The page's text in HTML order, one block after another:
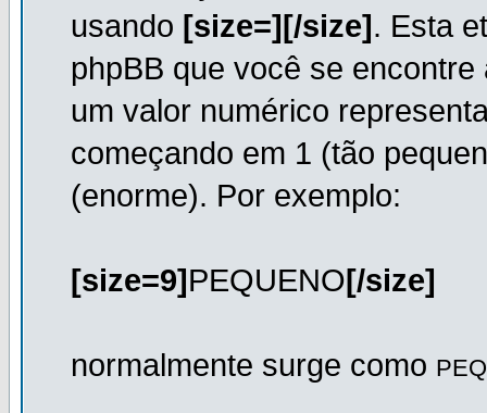
usando [size=][/size]. Esta
phpBB que você se
um valor numérico
começando em 1 (tão
(enorme). Por exemplo:
[size=9]PEQUENO[/size]
normalmente surge como